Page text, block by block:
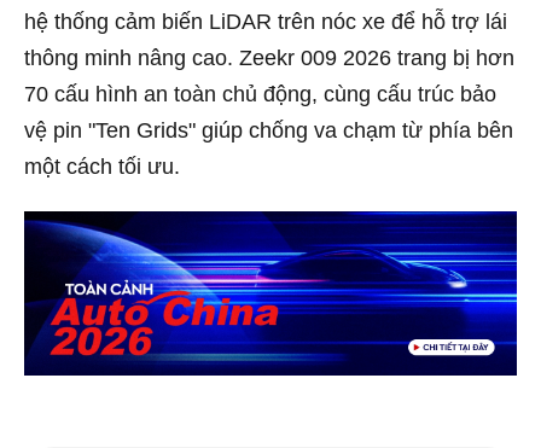
hệ thống cảm biến LiDAR trên nóc xe để hỗ trợ lái
thông minh nâng cao. Zeekr 009 2026 trang bị hơn
70 cấu hình an toàn chủ động, cùng cấu trúc bảo
vệ pin "Ten Grids" giúp chống va chạm từ phía bên
một cách tối ưu.